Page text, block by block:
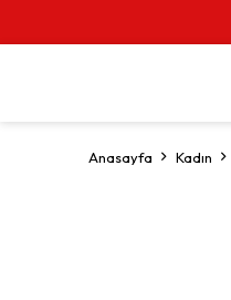
Anasayfa Kadın